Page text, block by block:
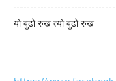
यो बुढो रुख त्यो बुढो रुख